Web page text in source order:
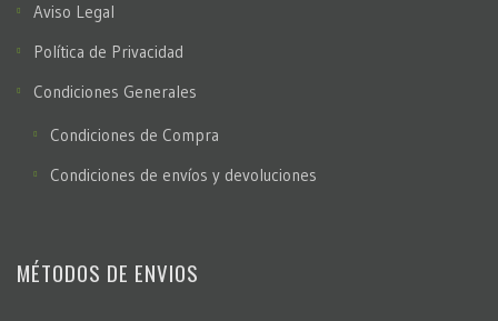
Aviso Legal
Política de Privacidad
Condiciones Generales
Condiciones de Compra
Condiciones de envíos y devoluciones
MÉTODOS DE ENVIOS